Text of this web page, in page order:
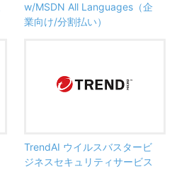
w/MSDN All Languages（企
業向け/分割払い）
TrendAI ウイルスバスタービ
ジネスセキュリティサービス